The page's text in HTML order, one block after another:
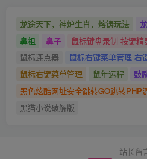
龙途天下，神炉生肖，熔铸玩法
鼻祖
鼻子
鼠标键盘录制 按键
鼠标连点器
鼠标右键菜单管理 右
鼠标右键菜单管理
鼠年运程 鼓
黑色炫酷网址安全跳转GO跳转PHP
黑猫小说破解版
站长留